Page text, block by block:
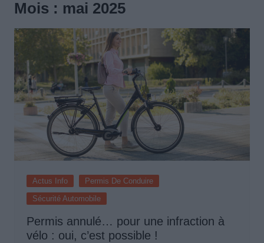
Mois : mai 2025
Actus Info
Permis De Conduire
Sécurité Automobile
Permis annulé… pour une infraction à
vélo : oui, c’est possible !